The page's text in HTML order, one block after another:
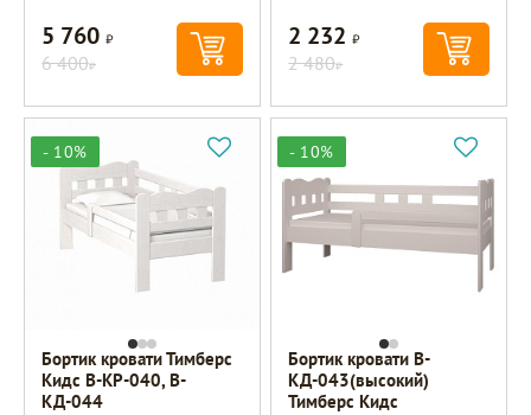
5 760Р
6 400Р
2 232Р
2 480Р
- 10%
Бортик кровати Тимберс
Кидс В-КР-040, В-
КД-044
- 10%
Бортик кровати В-
КД-043(высокий)
Тимберс Кидс